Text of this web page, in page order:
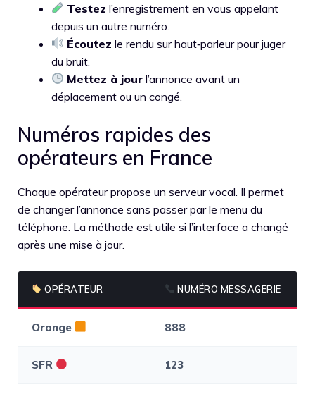
Testez l’enregistrement en vous appelant
depuis un autre numéro.
Écoutez le rendu sur haut‑parleur pour juger
du bruit.
Mettez à jour l’annonce avant un
déplacement ou un congé.
Numéros rapides des
opérateurs en France
Chaque opérateur propose un serveur vocal. Il permet
de changer l’annonce sans passer par le menu du
téléphone. La méthode est utile si l’interface a changé
après une mise à jour.
OPÉRATEUR NUMÉRO MESSAGERIE
Orange 888
SFR 123